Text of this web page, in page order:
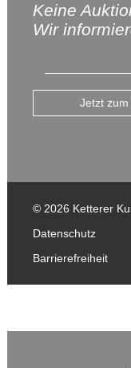
Keine
Wir
Jetzt
© 2026 Ketterer
Datenschutz
Barrierefreiheit